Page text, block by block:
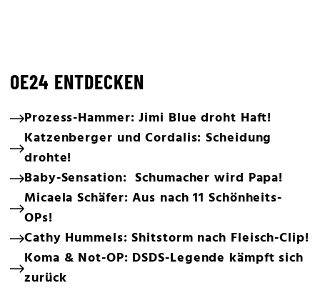
OE24 ENTDECKEN
Prozess-Hammer: Jimi Blue droht Haft!
Katzenberger und Cordalis: Scheidung
drohte!
Baby-Sensation: Schumacher wird Papa!
Micaela Schäfer: Aus nach 11 Schönheits-
OPs!
Cathy Hummels: Shitstorm nach Fleisch-Clip!
Koma & Not-OP: DSDS-Legende kämpft sich
zurück